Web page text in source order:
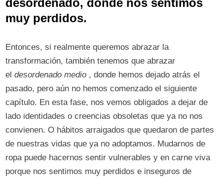
desordenado, donde nos sentimos
muy perdidos.
Entonces, si realmente queremos abrazar la
transformación, también tenemos que abrazar
eldesordenado medio , donde hemos dejado atrás el
pasado, pero aún no hemos comenzado el siguiente
capítulo. En esta fase, nos vemos obligados a dejar de
lado identidades o creencias obsoletas que ya no nos
convienen. O hábitos arraigados que quedaron de partes
de nuestras vidas que ya no adoptamos. Mudarnos de
ropa puede hacernos sentir vulnerables y en carne viva
porque nos sentimos muy perdidos e inseguros de